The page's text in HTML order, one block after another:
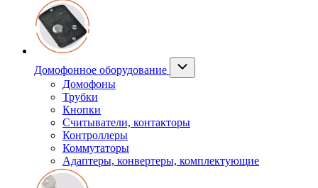
Домофонное оборудование
Домофоны
Трубки
Кнопки
Считыватели, контакторы
Контроллеры
Коммутаторы
Адаптеры, конвертеры, комплектующие